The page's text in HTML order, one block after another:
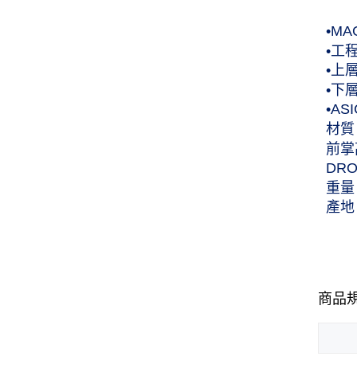
•工
•上
•下
材
前
重
產
商品